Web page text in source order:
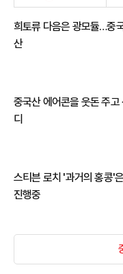
희토류 다음은 광모듈…중
산
중국산 에어콘을 웃돈 주고
디
스티븐 로치 '과거의 홍콩'
진행중